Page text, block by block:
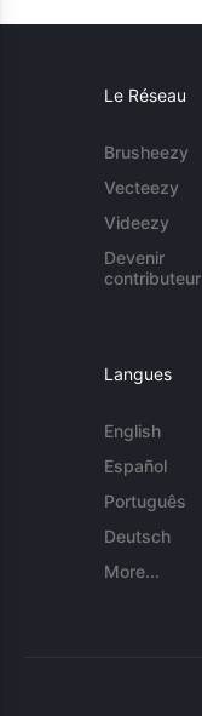
Le Réseau
Brusheezy
Vecteezy
Videezy
Devenir
contributeur
Langues
English
Español
Português
Deutsch
More...